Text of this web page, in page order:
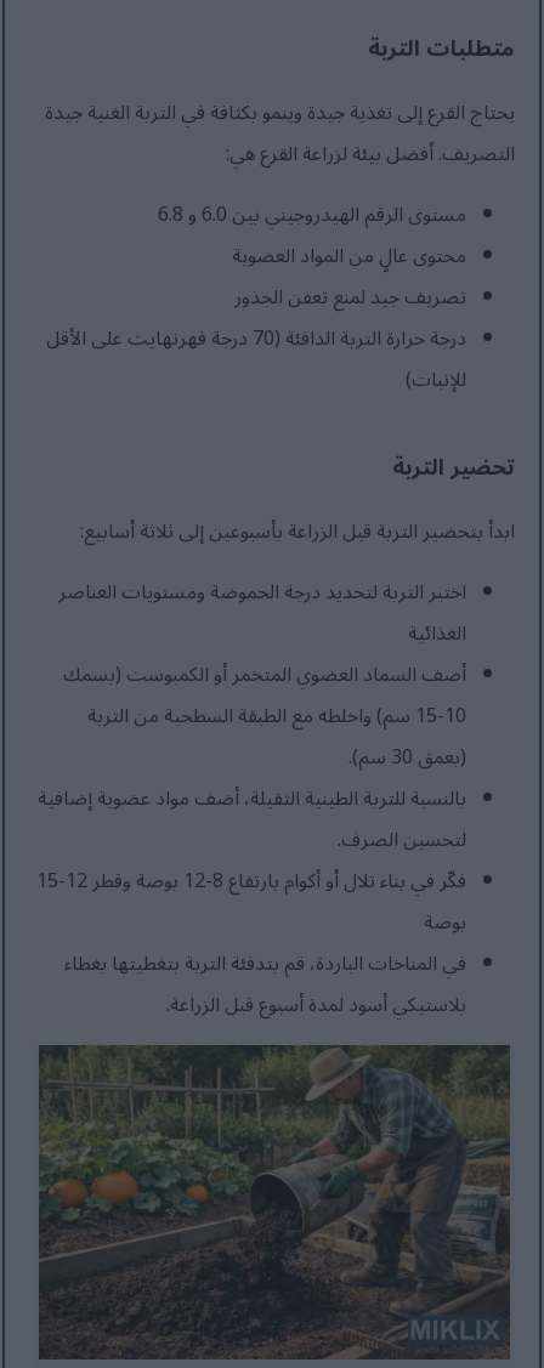
متطلبات التربة
يحتاج القرع إلى تغذية جيدة وينمو بكثافة في التربة الغنية جيدة
التصريف. أفضل بيئة لزراعة القرع هي:
مستوى الرقم الهيدروجيني بين 6.0 و 6.8
محتوى عالٍ من المواد العضوية
تصريف جيد لمنع تعفن الجذور
درجة حرارة التربة الدافئة (70 درجة فهرنهايت على الأقل
للإنبات)
تحضير التربة
ابدأ بتحضير التربة قبل الزراعة بأسبوعين إلى ثلاثة أسابيع:
اختبر التربة لتحديد درجة الحموضة ومستويات العناصر
الغذائية
أضف السماد العضوي المتخمر أو الكمبوست (بسمك
10-15 سم) واخلطه مع الطبقة السطحية من التربة
(بعمق 30 سم).
بالنسبة للتربة الطينية الثقيلة، أضف مواد عضوية إضافية
لتحسين الصرف.
فكّر في بناء تلال أو أكوام بارتفاع 8-12 بوصة وقطر 12-15
بوصة
في المناخات الباردة، قم بتدفئة التربة بتغطيتها بغطاء
بلاستيكي أسود لمدة أسبوع قبل الزراعة.